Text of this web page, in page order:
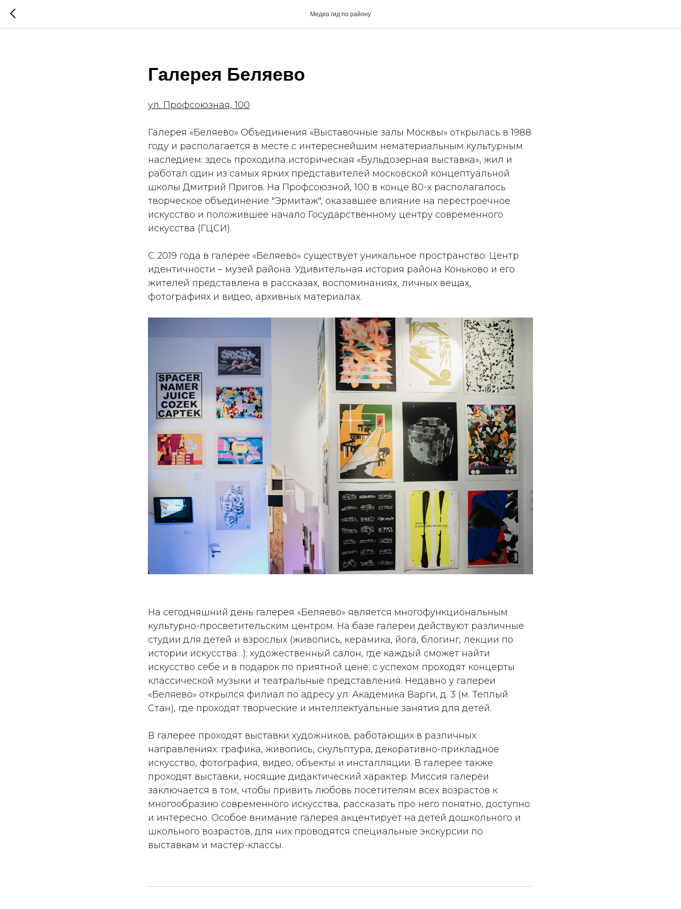
Медиа гид по району
Галерея Беляево
ул. Профсоюзная, 100
Галерея «Беляево» Объединения «Выставочные залы Москвы» открылась в 1988
году и располагается в месте с интереснейшим нематериальным культурным
наследием: здесь проходила историческая «Бульдозерная выставка», жил и
работал один из самых ярких представителей московской концептуальной
школы Дмитрий Пригов. На Профсоюзной, 100 в конце 80-х располагалось
творческое объединение "Эрмитаж", оказавшее влияние на перестроечное
искусство и положившее начало Государственному центру современного
искусства (ГЦСИ).
С 2019 года в галерее «Беляево» существует уникальное пространство: Центр
идентичности – музей района. Удивительная история района Коньково и его
жителей представлена в рассказах, воспоминаниях, личных вещах,
фотографиях и видео, архивных материалах.
На сегодняшний день галерея «Беляево» является многофункциональным
культурно-просветительским центром. На базе галереи действуют различные
студии для детей и взрослых (живопись, керамика, йога, блогинг, лекции по
истории искусства…); художественный салон, где каждый сможет найти
искусство себе и в подарок по приятной цене; с успехом проходят концерты
классической музыки и театральные представления. Недавно у галереи
«Беляево» открылся филиал по адресу ул. Академика Варги, д. 3 (м. Теплый
Стан), где проходят творческие и интеллектуальные занятия для детей.
В галерее проходят выставки художников, работающих в различных
направлениях: графика, живопись, скульптура, декоративно-прикладное
искусство, фотография, видео, объекты и инсталляции. В галерее также
проходят выставки, носящие дидактический характер. Миссия галереи
заключается в том, чтобы привить любовь посетителям всех возрастов к
многообразию современного искусства, рассказать про него понятно, доступно
и интересно. Особое внимание галерея акцентирует на детей дошкольного и
школьного возрастов, для них проводятся специальные экскурсии по
выставкам и мастер-классы.